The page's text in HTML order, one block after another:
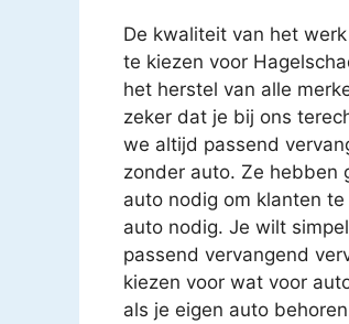
De kwaliteit van het
te kiezen voor
het herstel van alle
zeker dat je bij ons
we altijd passend
zonder auto. Ze hebben
auto nodig om klanten
auto nodig. Je wilt
passend vervangend
kiezen voor wat voor
als je eigen auto